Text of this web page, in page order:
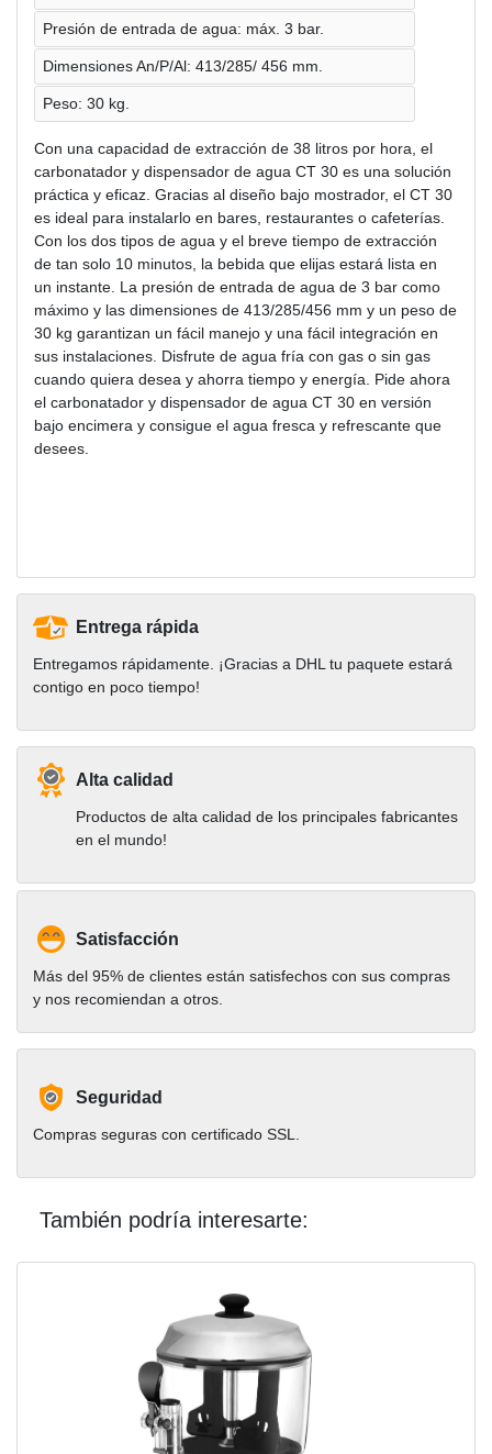
Presión de entrada de agua: máx. 3 bar.
Dimensiones An/P/Al: 413/285/ 456 mm.
Peso: 30 kg.
Con una capacidad de extracción de 38 litros por hora, el
carbonatador y dispensador de agua CT 30 es una solución
práctica y eficaz. Gracias al diseño bajo mostrador, el CT 30
es ideal para instalarlo en bares, restaurantes o cafeterías.
Con los dos tipos de agua y el breve tiempo de extracción
de tan solo 10 minutos, la bebida que elijas estará lista en
un instante. La presión de entrada de agua de 3 bar como
máximo y las dimensiones de 413/285/456 mm y un peso de
30 kg garantizan un fácil manejo y una fácil integración en
sus instalaciones. Disfrute de agua fría con gas o sin gas
cuando quiera desea y ahorra tiempo y energía. Pide ahora
el carbonatador y dispensador de agua CT 30 en versión
bajo encimera y consigue el agua fresca y refrescante que
desees.
Entrega rápida
Entregamos rápidamente. ¡Gracias a DHL tu paquete estará
contigo en poco tiempo!
Alta calidad
Productos de alta calidad de los principales fabricantes
en el mundo!
Satisfacción
Más del 95% de clientes están satisfechos con sus compras
y nos recomiendan a otros.
Seguridad
Compras seguras con certificado SSL.
También podría interesarte: